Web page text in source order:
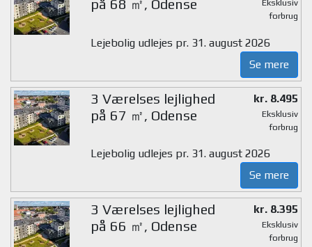
på 68 ㎡, Odense
Eksklusiv
forbrug
Lejebolig udlejes pr. 31. august 2026
Se mere
3 Værelses lejlighed
på 67 ㎡, Odense
kr. 8.495
Eksklusiv
forbrug
Lejebolig udlejes pr. 31. august 2026
Se mere
3 Værelses lejlighed
på 66 ㎡, Odense
kr. 8.395
Eksklusiv
forbrug